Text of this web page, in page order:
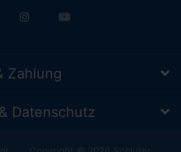
Zahlung
Datenschutz